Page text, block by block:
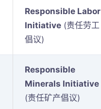
Responsible Labor
Initiative (责任劳工
倡议)
Responsible
Minerals Initiative
(责任矿产倡议)